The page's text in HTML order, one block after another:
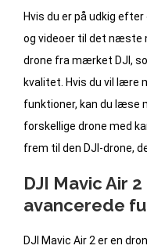
Hvis du er på udkig
og videoer til det næste
drone fra mærket DJI,
kvalitet. Hvis du vil lære
funktioner, kan du læse
forskellige drone med
frem til den DJI-drone,
DJI Mavic Air
avancerede
DJI Mavic Air 2 er en